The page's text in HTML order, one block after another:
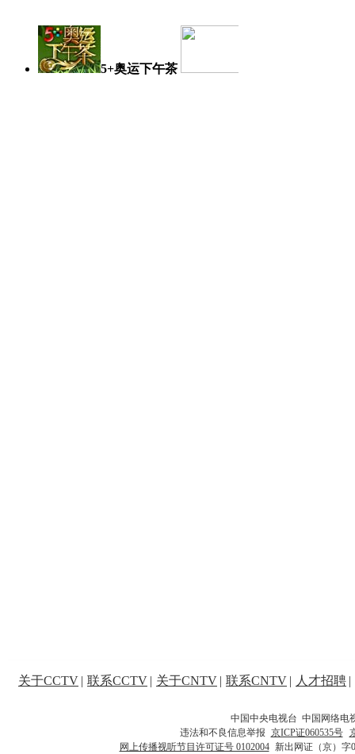
5+奥运下午茶
关于CCTV | 联系CCTV | 关于CNTV | 联系CNTV | 人才招聘 |
中国中央电视台 中国网络电
违法和不良信息举报 京ICP证060535号
网上传播视听节目许可证号 0102004 新出网证（京）